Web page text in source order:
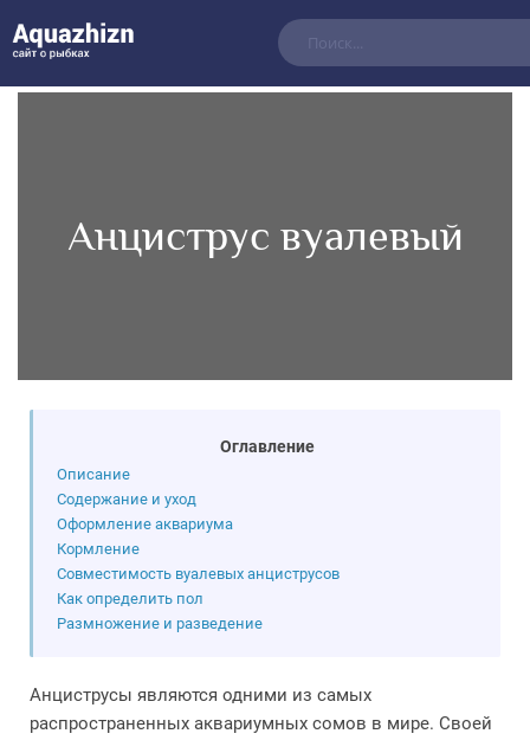
Анциструс вуалевый
Оглавление
Описание
Содержание и уход
Оформление аквариума
Кормление
Совместимость вуалевых анциструсов
Как определить пол
Размножение и разведение
Анциструсы являются одними из самых
распространенных аквариумных сомов в мире. Своей